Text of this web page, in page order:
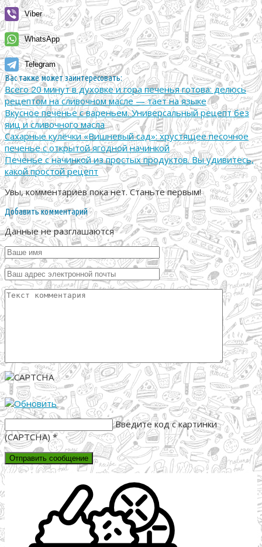
Viber
WhatsApp
Telegram
Вас также может заинтересовать:
Всего 20 минут в духовке и гора печенья готова: делюсь
рецептом на сливочном масле — тает на языке
Вкусное печенье с вареньем. Универсальный рецепт без
яиц и сливочного масла
Сахарные кулёчки «Вишневый сад»: хрустящее песочное
печенье с открытой ягодной начинкой
Печенье с начинкой из простых продуктов. Вы удивитесь,
какой простой рецепт
Увы, комментариев пока нет. Станьте первым!
Добавить комментарий
Данные не разглашаются
Введите код с картинки
(CAPTCHA)*